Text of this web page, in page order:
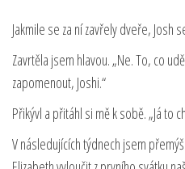
Jakmile se za ní zavřely dveře, Josh
Zavrtěla jsem hlavou. „Ne. To, co
zapomenout, Joshi.“
Přikývl a přitáhl si mě k sobě. „Já to
V následujících týdnech jsem